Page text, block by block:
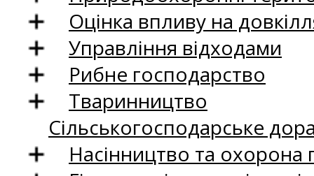
Оцінка впливу на
Управління відходами
Рибне господарство
Тваринництво
Сільськогосподарське
Насінництво та